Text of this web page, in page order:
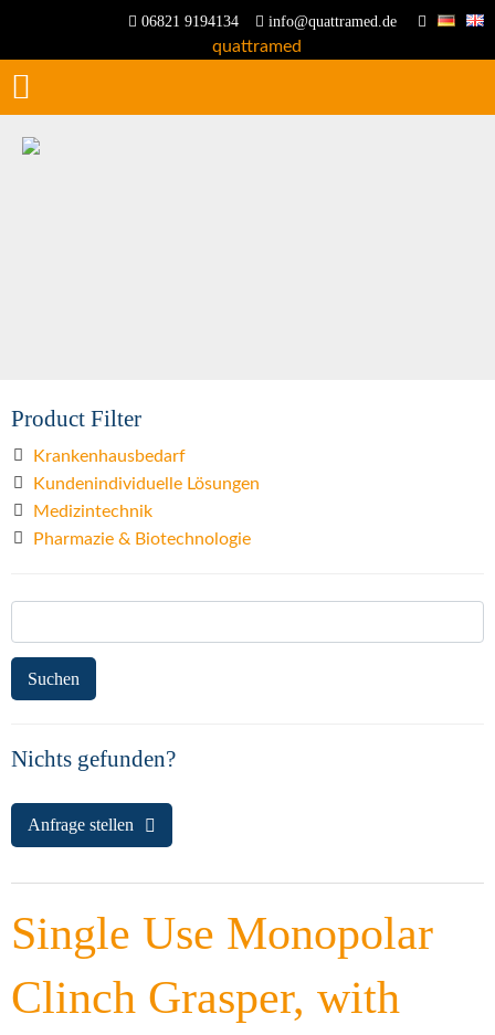
06821 9194134 info@quattramed.de
Product Filter
Krankenhausbedarf
Kundenindividuelle Lösungen
Medizintechnik
Pharmazie & Biotechnologie
Suchen
Nichts gefunden?
Anfrage stellen
Single Use Monopolar
Clinch Grasper, with